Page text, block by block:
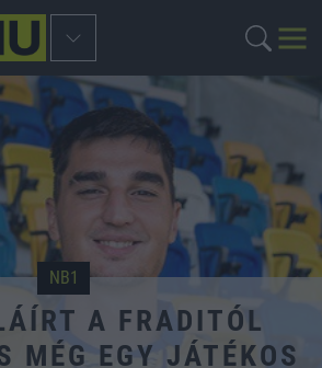
NB1
A FRADITÓL
MÉG EGY JÁTÉKOS